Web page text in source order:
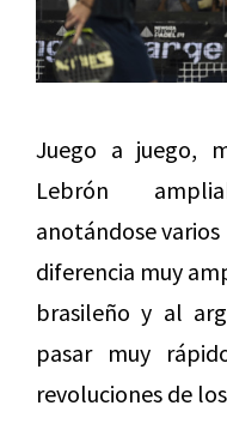
Juego a juego,
Lebrón
anotándose
diferencia muy
brasileño y al
pasar muy
revoluciones de